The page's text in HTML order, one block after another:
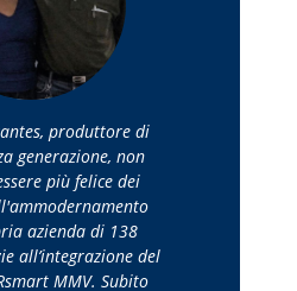
produttore di
generazione, non
più felice dei
azienda di 138
all’integrazione del
MMV. Subito